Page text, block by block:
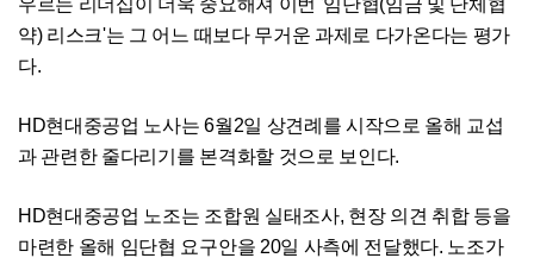
약) 리스크'는 그 어느 때보다 무거운 과제로 다가온다는 평가
다.
HD현대중공업 노사는 6월2일 상견례를 시작으로 올해 교섭
과 관련한 줄다리기를 본격화할 것으로 보인다.
HD현대중공업 노조는 조합원 실태조사, 현장 의견 취합 등을
마련한 올해 임단협 요구안을 20일 사측에 전달했다. 노조가